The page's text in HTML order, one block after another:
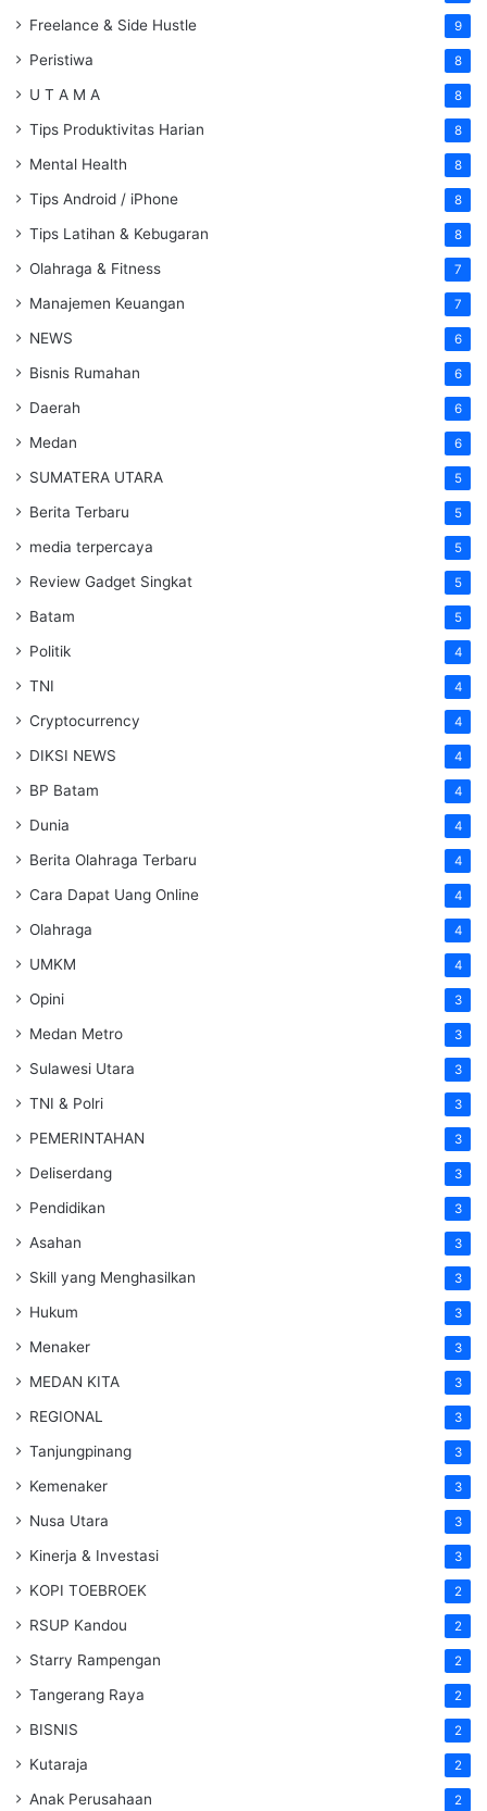
Freelance & Side Hustle 9
Peristiwa 8
U T A M A 8
Tips Produktivitas Harian 8
Mental Health 8
Tips Android / iPhone 8
Tips Latihan & Kebugaran 8
Olahraga & Fitness 7
Manajemen Keuangan 7
NEWS 6
Bisnis Rumahan 6
Daerah 6
Medan 6
SUMATERA UTARA 5
Berita Terbaru 5
media terpercaya 5
Review Gadget Singkat 5
Batam 5
Politik 4
TNI 4
Cryptocurrency 4
DIKSI NEWS 4
BP Batam 4
Dunia 4
Berita Olahraga Terbaru 4
Cara Dapat Uang Online 4
Olahraga 4
UMKM 4
Opini 3
Medan Metro 3
Sulawesi Utara 3
TNI & Polri 3
PEMERINTAHAN 3
Deliserdang 3
Pendidikan 3
Asahan 3
Skill yang Menghasilkan 3
Hukum 3
Menaker 3
MEDAN KITA 3
REGIONAL 3
Tanjungpinang 3
Kemenaker 3
Nusa Utara 3
Kinerja & Investasi 3
KOPI TOEBROEK 2
RSUP Kandou 2
Starry Rampengan 2
Tangerang Raya 2
BISNIS 2
Kutaraja 2
Anak Perusahaan 2